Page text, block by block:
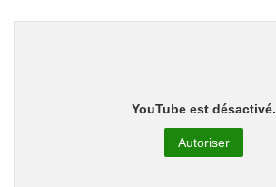
YouTube est désactivé.
Autoriser